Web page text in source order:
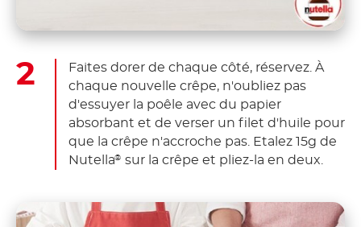
Faites dorer de chaque côté, réservez. À
chaque nouvelle crêpe, n'oubliez pas
d'essuyer la poêle avec du papier
absorbant et de verser un filet d'huile pour
que la crêpe n'accroche pas. Etalez 15g de
Nutella® sur la crêpe et pliez-la en deux.